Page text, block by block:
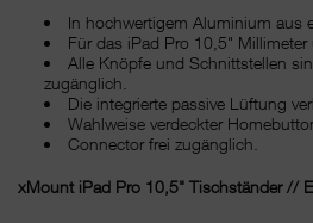
In hochwertigem Aluminium aus
Für das iPad Pro 10,5" Millimeter
Alle Knöpfe und Schnittstellen
zugänglich.
Die integrierte passive Lüftung
Wahlweise verdeckter
Connector frei zugänglich.
xMount iPad Pro 10,5" Tischständer //